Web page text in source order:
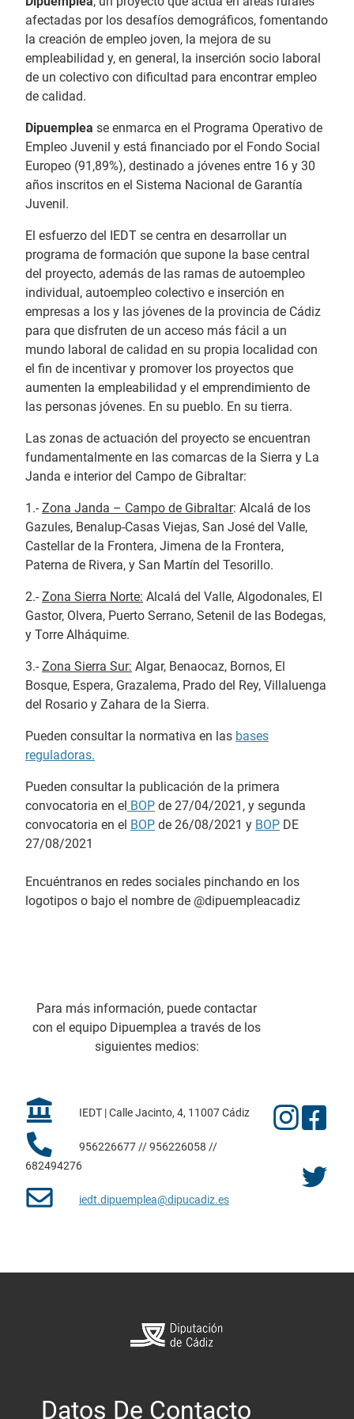
afectadas por los desafíos demográficos, fomentando
la creación de empleo joven, la mejora de su
empleabilidad y, en general, la inserción socio laboral
de un colectivo con dificultad para encontrar empleo
de calidad.
Dipuemplea se enmarca en el Programa Operativo de
Empleo Juvenil y está financiado por el Fondo Social
Europeo (91,89%), destinado a jóvenes entre 16 y 30
años inscritos en el Sistema Nacional de Garantía
Juvenil.
El esfuerzo del IEDT se centra en desarrollar un
programa de formación que supone la base central
del proyecto, además de las ramas de autoempleo
individual, autoempleo colectivo e inserción en
empresas a los y las jóvenes de la provincia de Cádiz
para que disfruten de un acceso más fácil a un
mundo laboral de calidad en su propia localidad con
el fin de incentivar y promover los proyectos que
aumenten la empleabilidad y el emprendimiento de
las personas jóvenes. En su pueblo. En su tierra.
Las zonas de actuación del proyecto se encuentran
fundamentalmente en las comarcas de la Sierra y La
Janda e interior del Campo de Gibraltar:
1.- Zona Janda – Campo de Gibraltar: Alcalá de los
Gazules, Benalup-Casas Viejas, San José del Valle,
Castellar de la Frontera, Jimena de la Frontera,
Paterna de Rivera, y San Martín del Tesorillo.
2.- Zona Sierra Norte: Alcalá del Valle, Algodonales, El
Gastor, Olvera, Puerto Serrano, Setenil de las Bodegas,
y Torre Alháquime.
3.- Zona Sierra Sur: Algar, Benaocaz, Bornos, El
Bosque, Espera, Grazalema, Prado del Rey, Villaluenga
del Rosario y Zahara de la Sierra.
Pueden consultar la normativa en las bases
reguladoras.
Pueden consultar la publicación de la primera
convocatoria en el BOP de 27/04/2021, y segunda
convocatoria en el BOP de 26/08/2021 y BOP DE
27/08/2021
Encuéntranos en redes sociales pinchando en los
logotipos o bajo el nombre de @dipuempleacadiz
Para más información, puede contactar
con el equipo Dipuemplea a través de los
siguientes medios:
IEDT | Calle Jacinto, 4, 11007 Cádiz
956226677 // 956226058 //
682494276
iedt.dipuemplea@dipucadiz.es
Datos De Contacto